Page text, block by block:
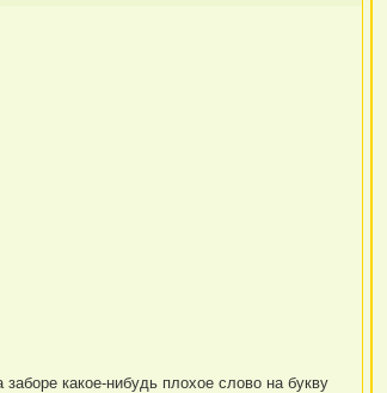
какое-нибудь плохое слово на букву